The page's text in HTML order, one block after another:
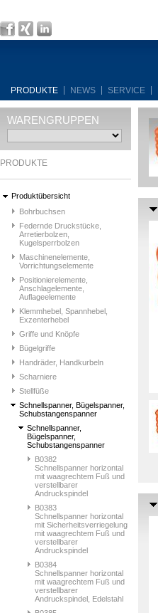
PRODUKTE NEWS SERVICE
WARENGRUPPEN
PRODUKTE
Produktübersicht
Bohrbuchsen
Federnde Druckstücke,
Arretierbolzen,
Kugelsperrbolzen
Maschinenelemente,
Vorrichtungselemente
Positionierelemente,
Anschlagelemente,
Auflageelemente
Klemmhebel, Spannhebel,
Exzenterhebel
Griffe und Knöpfe
Bügelgriffe
Handräder, Handkurbeln
Scharniere
Stellfüße
Schnellspanner, Bügelspanner,
Schubstangenspanner
Schnellspanner,
Bügelspanner,
Schubstangenspanner
B0382
Schnellspanner horizontal
mit waagrechtem Fuß und
verstellbarer
Andruckspindel
B0383
Schnellspanner horizontal
mit Sicherheitsverriegelung
mit waagrechtem Fuß und
verstellbarer
Andruckspindel
B0384
Schnellspanner horizontal
mit waagrechtem Fuß und
verstellbarer
Andruckspindel, Edelstahl